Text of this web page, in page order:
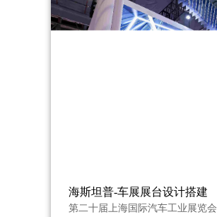
海斯坦普-车展展台设计搭建
第二十届上海国际汽车工业展览会